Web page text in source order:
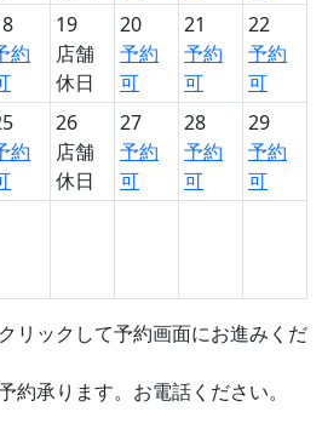
約
19
店舗
休日
20
予約
可
21
予約
可
22
予約
可
約
26
店舗
休日
27
予約
可
28
予約
可
29
予約
可
リックして予約画面にお進みくだ
約承ります。お電話ください。